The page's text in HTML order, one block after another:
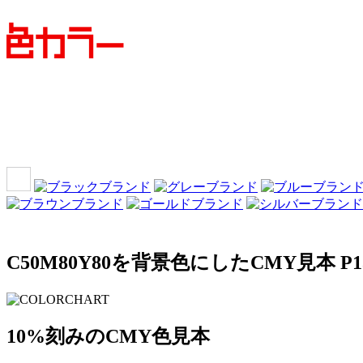
C50M80Y80を背景色にしたCMY見本
10%刻みのCMY色見本